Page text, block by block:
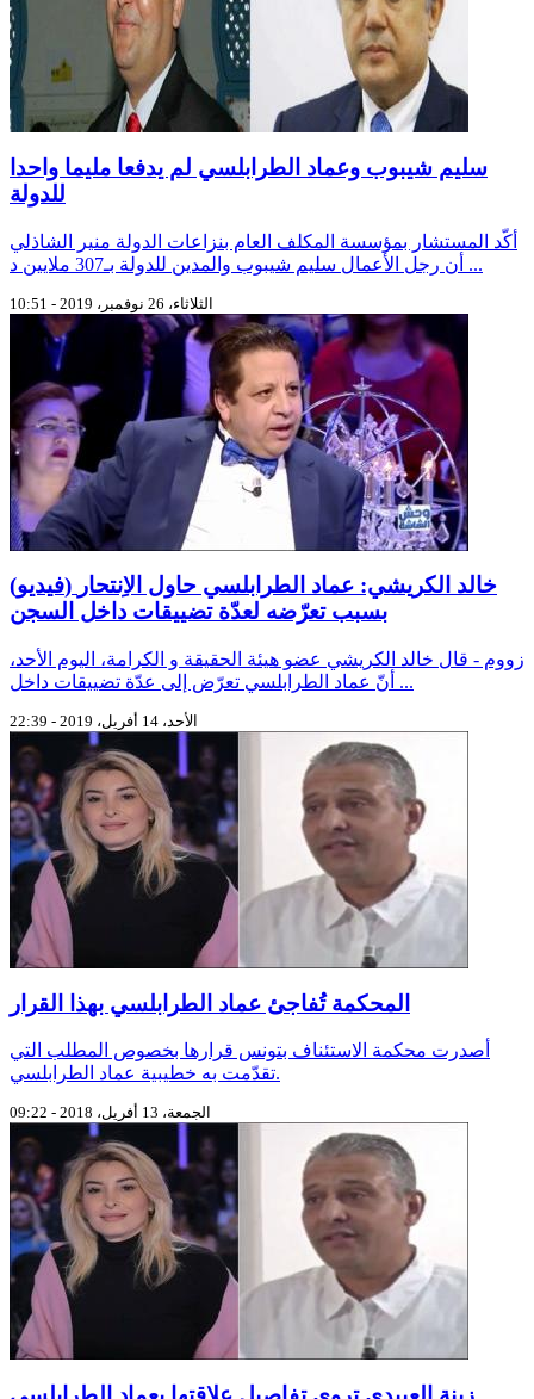
سليم شيبوب وعماد الطرابلسي لم يدفعا مليما واحدا
للدولة
أكّد المستشار بمؤسسة المكلف العام بنزاعات الدولة منير الشاذلي
أن رجل الأعمال سليم شيبوب والمدين للدولة بـ307 ملايين د ...
الثلاثاء، 26 نوفمبر، 2019 - 10:51
(فيديو) خالد الكريشي: عماد الطرابلسي حاول الاِنتحار
بسبب تعرّضه لعدّة تضييقات داخل السجن
زووم - قال خالد الكريشي عضو هيئة الحقيقة و الكرامة، اليوم الأحد،
أنّ عماد الطرابلسي تعرّض إلى عدّة تضييقات داخل ...
الأحد، 14 أفريل، 2019 - 22:39
المحكمة تُفاجئ عماد الطرابلسي بهذا القرار
أصدرت محكمة الاستئناف بتونس قرارها بخصوص المطلب التي
تقدّمت به خطيبية عماد الطرابلسي.
الجمعة، 13 أفريل، 2018 - 09:22